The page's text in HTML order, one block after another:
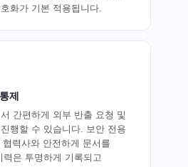
화가 기본 적용됩니다.
제
간편하게 외부 반출 요청 및
행할 수 있습니다. 보안 전용
력사와 안전하게 문서를
은 투명하게 기록되고